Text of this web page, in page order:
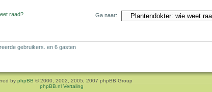
raad? Ga naar:
gebruikers. en 6 gasten
by phpBB © 2000, 2002, 2005, 2007 phpBB Group
phpBB.nl Vertaling